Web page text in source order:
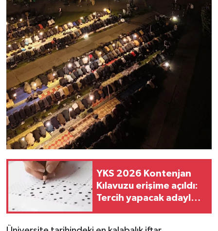
YKS 2026 Kontenjan
Kılavuzu erişime açıldı:
Tercih yapacak adaylara